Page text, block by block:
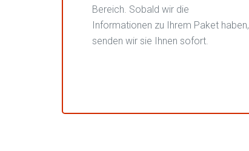
Bereich. Sobald wir die
Informationen zu Ihrem Paket haben,
senden wir sie Ihnen sofort.